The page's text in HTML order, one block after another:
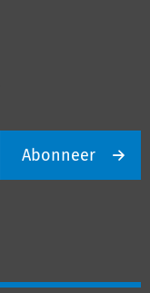
Abonneer